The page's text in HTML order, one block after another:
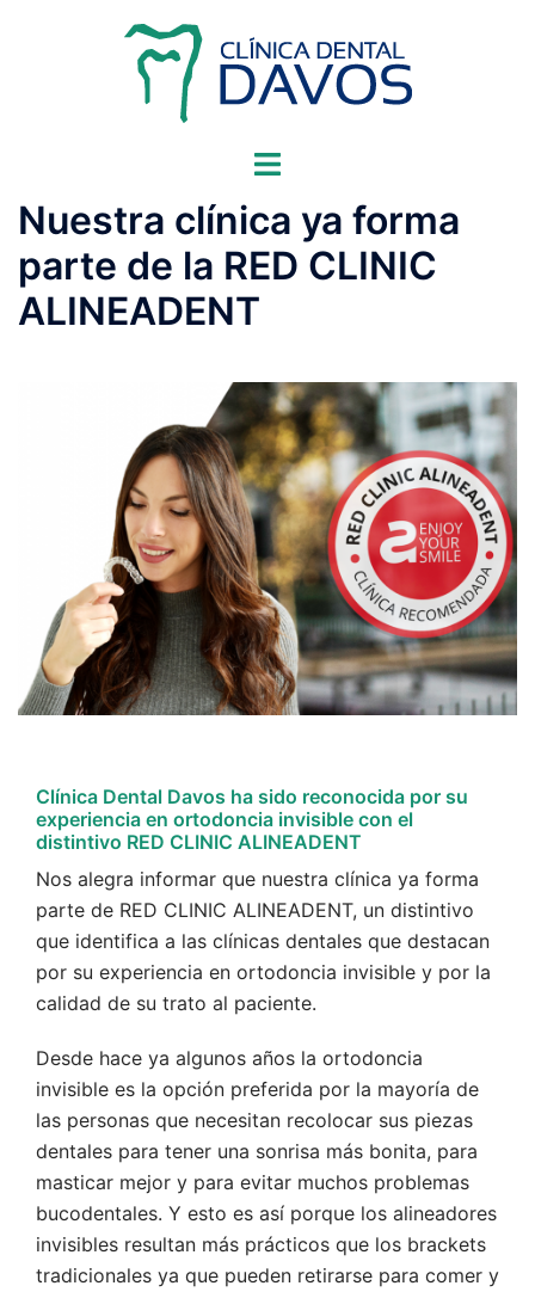
Alternar
Nuestra clínica ya forma
parte de la RED CLINIC
ALINEADENT
Clínica Dental Davos ha sido reconocida por su
experiencia en ortodoncia invisible con el
distintivo RED CLINIC ALINEADENT
Nos alegra informar que nuestra clínica ya forma
parte de RED CLINIC ALINEADENT, un distintivo
que identifica a las clínicas dentales que destacan
por su experiencia en ortodoncia invisible y por la
calidad de su trato al paciente.
Desde hace ya algunos años la ortodoncia
invisible es la opción preferida por la mayoría de
las personas que necesitan recolocar sus piezas
dentales para tener una sonrisa más bonita, para
masticar mejor y para evitar muchos problemas
bucodentales. Y esto es así porque los alineadores
invisibles resultan más prácticos que los brackets
tradicionales ya que pueden retirarse para comer y